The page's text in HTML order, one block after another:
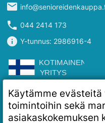
mail
phone 044 2414 173
info Y-tunnus: 2986916-4
Käytämme
toimintoihin sekä
asiakaskokemuksen